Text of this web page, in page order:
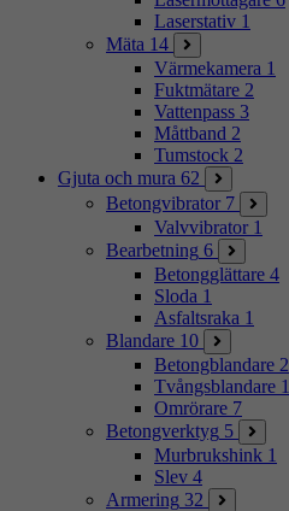
Laserstativ 1
Mäta 14
Värmekamera 1
Fuktmätare 2
Vattenpass 3
Måttband 2
Tumstock 2
Gjuta och mura 62
Betongvibrator 7
Valvvibrator 1
Bearbetning 6
Betongglättare 4
Sloda 1
Asfaltsraka 1
Blandare 10
Betongblandare 2
Tvångsblandare 1
Omrörare 7
Betongverktyg 5
Murbrukshink 1
Slev 4
Armering 32